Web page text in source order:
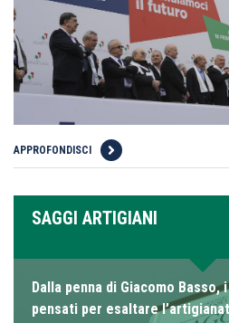
APPROFONDISCI
SAGGI ARTIGIANI
Dalla penna di Giacomo
pensati per esaltare